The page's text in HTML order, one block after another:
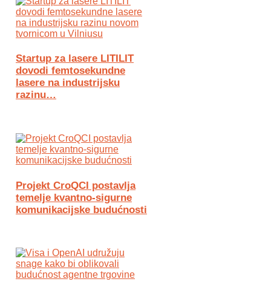
Startup za lasere LITILIT
dovodi femtosekundne
lasere na industrijsku
razinu…
Projekt CroQCI postavlja
temelje kvantno-sigurne
komunikacijske budućnosti